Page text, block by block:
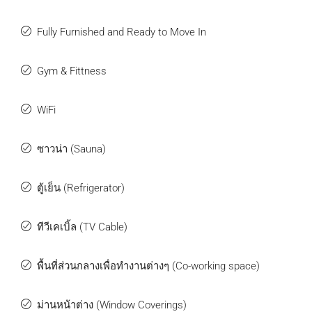
Fully Furnished and Ready to Move In
Gym & Fittness
WiFi
ซาวน่า (Sauna)
ตู้เย็น (Refrigerator)
ทีวีเคเบิ้ล (TV Cable)
พื้นที่ส่วนกลางเพื่อทำงานต่างๆ (Co-working space)
ม่านหน้าต่าง (Window Coverings)